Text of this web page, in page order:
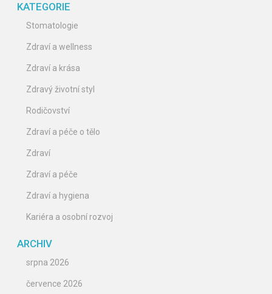
KATEGORIE
Stomatologie
Zdraví a wellness
Zdraví a krása
Zdravý životní styl
Rodičovství
Zdraví a péče o tělo
Zdraví
Zdraví a péče
Zdraví a hygiena
Kariéra a osobní rozvoj
ARCHIV
srpna 2026
července 2026